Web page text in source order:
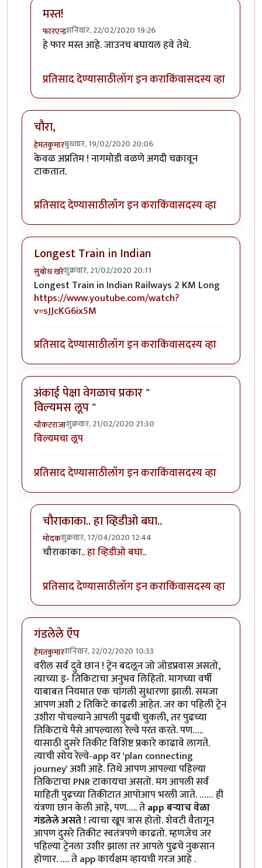
मस्त!
फारएन्डशनिवार, 22/02/2020 19:26
In reply toया बद्दल काय म्हणाल ....?by
हे फार मस्त आहे. जाउनच बघायल हवे तेथे.
प्रतिसाद देण्यासाठीलॉग इन कराकिंवासदस्य व्हा
चौरा,
हेमंतकुमारबुधवार, 19/02/2020 20:06
केवळ अप्रतिम ! नागमोडी वळणे अगदी चक्रावून
टाकतात.
प्रतिसाद देण्यासाठीलॉग इन कराकिंवासदस्य व्हा
Longest Train in Indian
सुबोध खरेशुक्रवार, 21/02/2020 20:11
Longest Train in Indian Railways 2 KM Long
https://www.youtube.com/watch?
v=sJJcKG6ix5M
प्रतिसाद देण्यासाठीलॉग इन कराकिंवासदस्य व्हा
अंकाई पेक्षा वेगळाच प्रकार "
विल्यमस लूप "
चौकटराजाशुक्रवार, 21/02/2020 21:30
विल्यमचा लूप
प्रतिसाद देण्यासाठीलॉग इन कराकिंवासदस्य व्हा
चौराकाका.. हा व्हिडीओ बघा..
मोदकशुक्रवार, 17/04/2020 12:44
In reply toअंकाई पेक्षा वेगळाच प्रकार " विल्यमस लूप "
चौराकाका..हा व्हिडीओ बघा..
प्रतिसाद देण्यासाठीलॉग इन कराकिंवासदस्य व्हा
गंडलेले ऍप
हेमंतकुमारशनिवार, 22/02/2020 10:33
वरील सर्व दुवे छान ! ट्रेन बदलून जो जोडप्रवास असतो,
त्याच्या इ- तिकिटाचा अनुभव लिहितो. मागच्या वर्षी
याबाबत नियमात एक चांगली सुधारणा झाली. समजा
आपण अशी 2 तिकिटे काढली आहेत. जर का पहिली ट्रेन
उशीरा पोचल्याने आपली पुढची चुकली, तर पुढच्या
तिकिटाचे पैसे आपल्याला रेल्वे परत करते. पण…..
यासाठी दुसरे तिकीट विशिष्ट प्रकारे काढावे लागते.
त्याची सोय रेल्वे-app वर 'plan connecting
journey' अशी आहे. तिथे आपण आपल्या पहिल्या
तिकिटाचा PNR टाकायचा असतो. मग आपली सर्व
माहिती पुढच्या तिकीटात आपोआप भरली जाते. …… ही
यंत्रणा छान केली आहे, पण….. तेapp बऱ्याच वेळा
गंडलेले असते! त्याचा खूप त्रास होतो. शेवटी वैतागून
आपण दुसरे तिकीट स्वतंत्रपणे काढतो. म्हणजेच जर
पहिल्या ट्रेनला उशीर झाला तर आपले पुढचे नुकसान
होणार. …. ते app कार्यक्षम व्हायची गरज आहे .